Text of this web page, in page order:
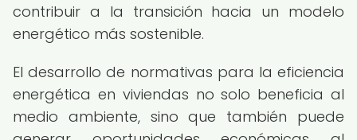
contribuir a la transición hacia un modelo
energético más sostenible.
El desarrollo de normativas para la eficiencia
energética en viviendas no solo beneficia al
medio ambiente, sino que también puede